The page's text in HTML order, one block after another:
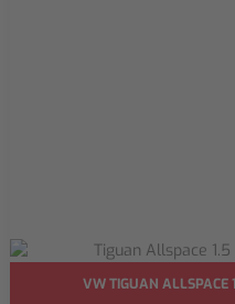
VW TIGUAN ALLSPACE